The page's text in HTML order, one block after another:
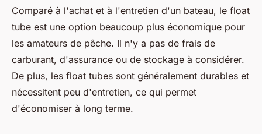
Comparé à l'achat et à l'entretien d'un bateau, le float
tube est une option beaucoup plus économique pour
les amateurs de pêche. Il n'y a pas de frais de
carburant, d'assurance ou de stockage à considérer.
De plus, les float tubes sont généralement durables et
nécessitent peu d'entretien, ce qui permet
d'économiser à long terme.